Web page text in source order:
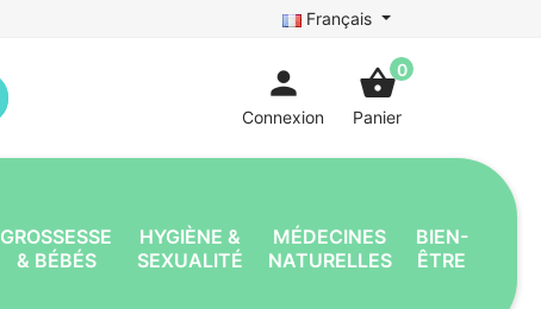
Français
person
Connexion
shopping_basket0
Panier
GROSSESSE
& BÉBÉS
HYGIÈNE &
SEXUALITÉ
MÉDECINES
NATURELLES
BIEN-
ÊTRE